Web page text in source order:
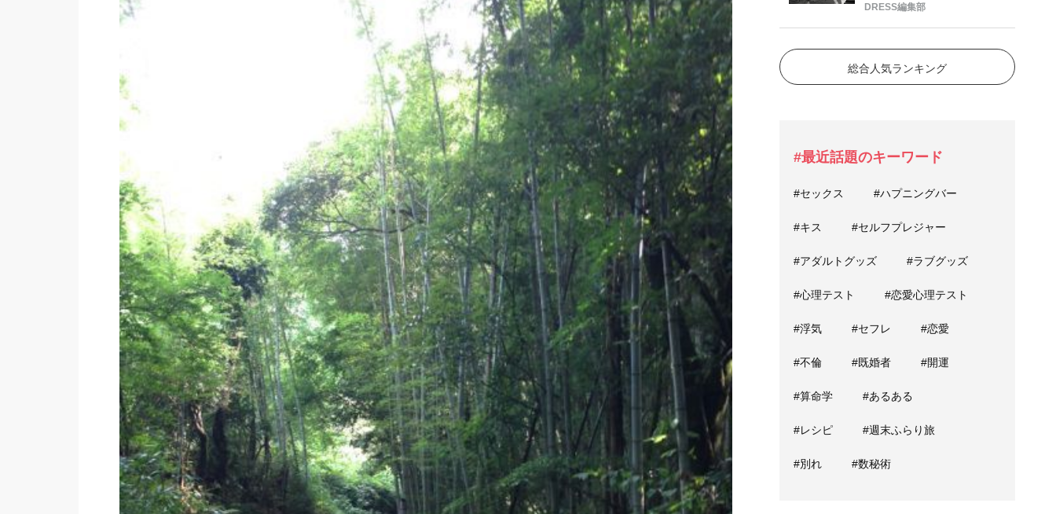
DRESS編集部
総合人気ランキング
#最近話題のキーワード
#セックス #ハプニングバー
#キス #セルフプレジャー
#アダルトグッズ #ラブグッズ
#心理テスト #恋愛心理テスト
#浮気 #セフレ #恋愛
#不倫 #既婚者 #開運
#算命学 #あるある
#レシピ #週末ふらり旅
#別れ #数秘術